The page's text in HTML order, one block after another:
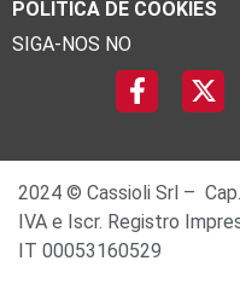
POLÍTICA DE COOKIES
SIGA-NOS NO
2024 © Cassioli Srl – Cap.
IVA e Iscr. Registro
IT 00053160529